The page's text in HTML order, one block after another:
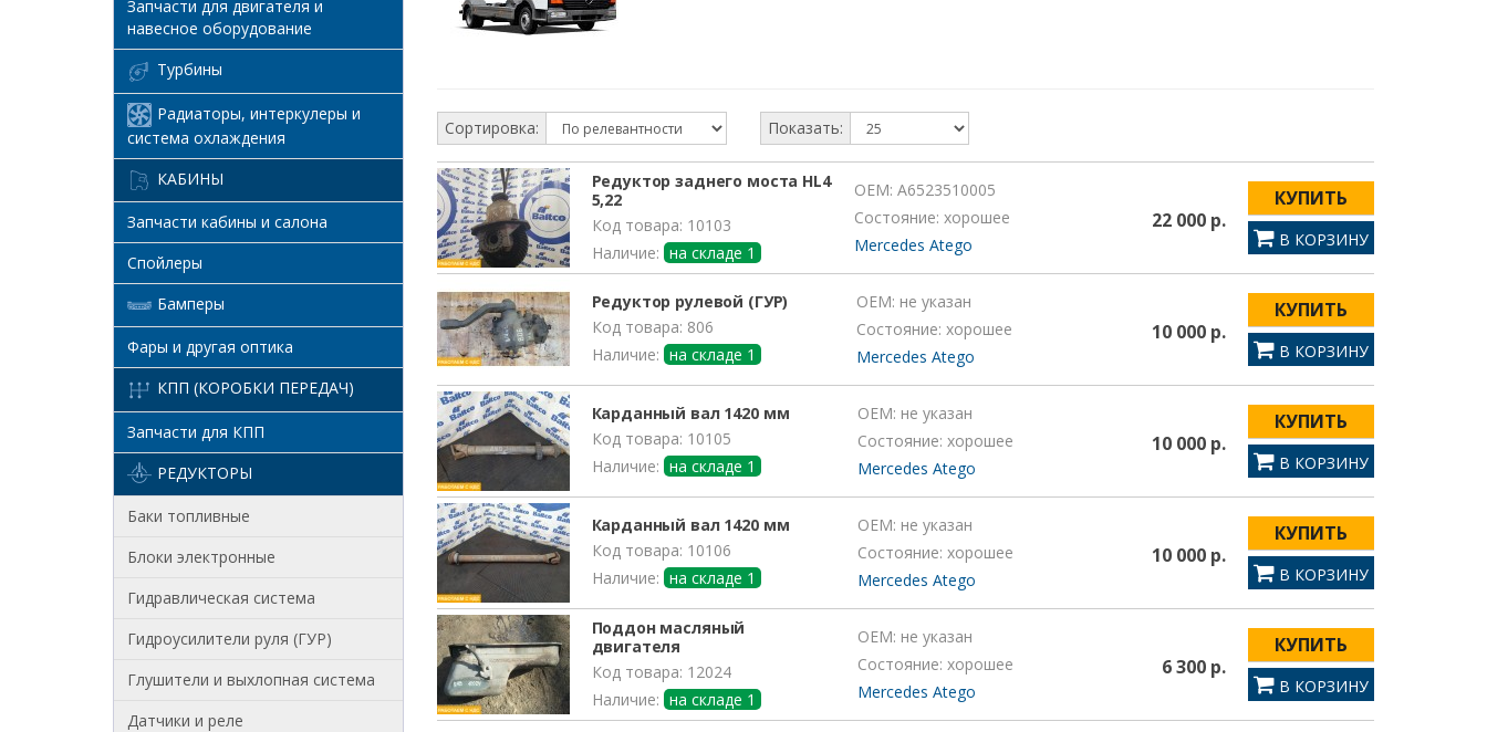
Запчасти для двигателя и
навесное оборудование
Турбины
Радиаторы, интеркулеры и
система охлаждения
КАБИНЫ
Запчасти кабины и салона
Спойлеры
Бамперы
Фары и другая оптика
КПП (КОРОБКИ ПЕРЕДАЧ)
Запчасти для КПП
РЕДУКТОРЫ
Баки топливные
Блоки электронные
Гидравлическая система
Гидроусилители руля (ГУР)
Глушители и выхлопная система
Датчики и реле
Сортировка: Показать:
Редуктор заднего моста HL4
5,22
Код товара: 10103
Наличие: на складе 1
OEM: A6523510005
Состояние: хорошее
Mercedes Atego
22 000 р.
КУПИТЬ
В КОРЗИНУ
Редуктор рулевой (ГУР)
Код товара: 806
Наличие: на складе 1
OEM: не указан
Состояние: хорошее
Mercedes Atego
10 000 р.
КУПИТЬ
В КОРЗИНУ
Карданный вал 1420 мм
Код товара: 10105
Наличие: на складе 1
OEM: не указан
Состояние: хорошее
Mercedes Atego
10 000 р.
КУПИТЬ
В КОРЗИНУ
Карданный вал 1420 мм
Код товара: 10106
Наличие: на складе 1
OEM: не указан
Состояние: хорошее
Mercedes Atego
10 000 р.
КУПИТЬ
В КОРЗИНУ
Поддон масляный
двигателя
Код товара: 12024
Наличие: на складе 1
OEM: не указан
Состояние: хорошее
Mercedes Atego
6 300 р.
КУПИТЬ
В КОРЗИНУ